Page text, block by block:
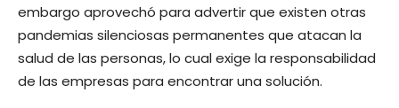
embargo aprovechó para advertir que existen otras
pandemias silenciosas permanentes que atacan la
salud de las personas, lo cual exige la responsabilidad
de las empresas para encontrar una solución.